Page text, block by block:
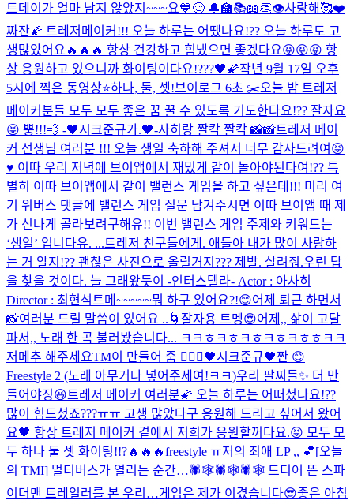
트데이가 얼마 남지 않았지~~~요💙😊 🔔🏫📚📖👏👁사랑해🥰❤️
짜잔🌠 트레저메이커!!! 오늘 하루는 어땠나요!?? 오늘 하루도 고
생많았어요🔥🔥🔥 항상 건강하고 힘냈으면 좋겠다요😝😝😝 항
상 응원하고 있으니까 화이팅이다요!???🖤🌠작년 9월 17일 오후
5시에 찍은 동영상⭐️하나, 둘, 셋!브이로그 6초 ✂️오늘 밤 트레저
메이커분들 모두 모두 좋은 꿈 꿀 수 있도록 기도한다요!?? 잘자요
😝 뿡!!!💨 -🖤시크준규가.🖤-사히랑 짤칵 짤칵 📸📸트레저 메이
커 선생님 여러분 !!! 오늘 생일 축하해 주셔서 너무 감사드려여😝
♥️ 이따 우리 저녁에 브이앱에서 재밌게 같이 놀아야된다여!?? 특
별히 이따 브이앱에서 같이 밸런스 게임을 하고 싶은데!!! 미리 여
기 위버스 댓글에 밸런스 게임 질문 남겨주시면 이따 브이앱 때 제
가 신나게 골라보려구해유!! 이번 밸런스 게임 주제와 키워드는
‘생일’ 입니다유. ...트레저 친구들에게. 애들아 내가 많이 사랑하
는 거 알지!?? 괜찮은 사진으로 올릴거지??? 제발. 살려줘.우린 답
을 찾을 것이다. 늘 그래왔듯이 -인터스텔라- Actor : 아사히
Director : 최현석 트메~~~~~뭐 하구 있어요?!😊어제 퇴근 하면서
📸여러분 드릴 말씀이 있어요 .. 🌀 잘자용 트멩😍어제,, 삶이 고달
파서,, 노래 한 곡 불러봤습니다... ㅋㅋㅎㅋㅎㅋㅎㅋㅎㅋㅎㅎㅋㅋ
저메추 해주세요TM이 만들어 줌 🧚🏻‍♀️🖤시크준규🖤짠 😊
Freestyle 2 (노래 아무거나 넣어주세여!ㅋㅋ)우리 팔찌들✨ 더 만
들어야징😆트레저 메이커 여러분🌠 오늘 하루는 어떠셨나요!??
많이 힘드셨죠???ㅠㅠ 고생 많았다구 응원해 드리고 싶어서 왔어
요🖤 항상 트레저 메이커 곁에서 저희가 응원할꺼다요.😝 모두 모
두 하나 둘 셋 화이팅!!?🔥🔥🔥freestyle ㅠ저의 최애 LP ,, 💕[오늘
의 TMI] 멀티버스가 열리는 순간…🕷🕸🕷🕸🕷🕸 드디어 뜬 스파
이더맨 트레일러를 본 우리…게임은 제가 이겼습니다😎좋은 아침